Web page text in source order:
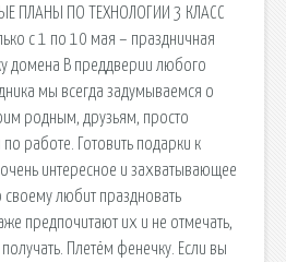
ПЛАНЫ ПО ТЕХНОЛОГИИ 3 КЛАСС
с 1 по 10 мая – праздничная
домена В преддверии любого
мы всегда задумываемся о
родным, друзьям, просто
работе. Готовить подарки к
интересное и захватывающее
любит праздновать
предпочитают их и не отмечать,
Плетём фенечку. Если вы